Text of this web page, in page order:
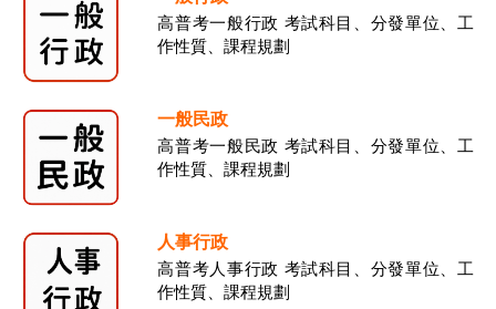
高普考一般行政 考試科目、分發單位、工
作性質、課程規劃
一般民政
高普考一般民政 考試科目、分發單位、工
作性質、課程規劃
人事行政
高普考人事行政 考試科目、分發單位、工
作性質、課程規劃